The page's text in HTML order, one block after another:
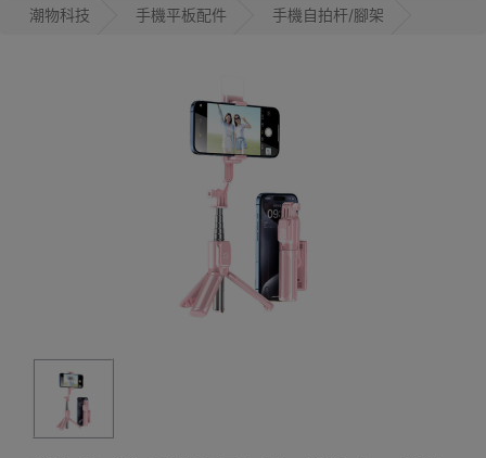
潮物科技 手機平板配件 手機自拍杆/腳架